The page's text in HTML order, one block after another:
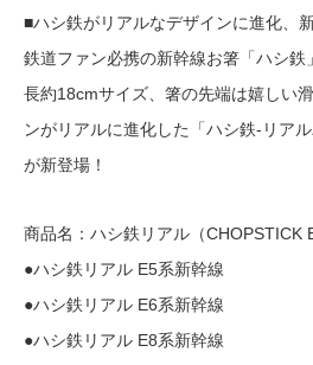
■ハシ鉄がリアルなデザインに進化、
鉄道ファン必携の新幹線お箸「ハシ
長約18cmサイズ、箸の先端は嬉しい
ンがリアルに進化した「ハシ鉄-リア
が新登場！
商品名：ハシ鉄リアル（CHOPSTICK
●ハシ鉄リアル E5系新幹線
●ハシ鉄リアル E6系新幹線
●ハシ鉄リアル E8系新幹線